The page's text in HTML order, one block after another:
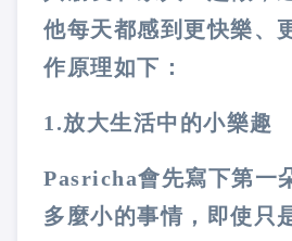
他每天都感到更快樂、
作原理如下：
1.放大生活中的小樂趣
Pasricha會先寫下第一
多麼小的事情，即使只